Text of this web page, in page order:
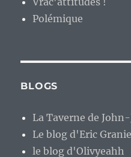
Polémique
BLOGS
La Taverne de
Le blog d'Eric
le blog d'Olivyeahh